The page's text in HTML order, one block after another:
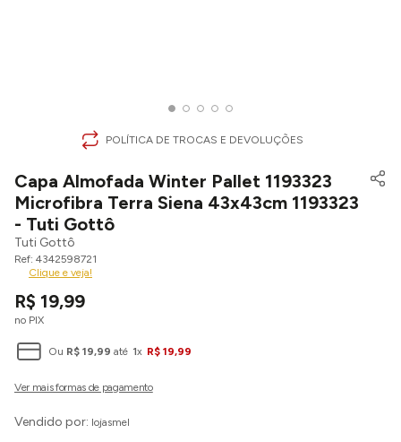
POLÍTICA DE TROCAS E DEVOLUÇÕES
Capa Almofada Winter Pallet 1193323
Microfibra Terra Siena 43x43cm 1193323
- Tuti Gottô
Tuti Gottô
4342598721
Clique e veja!
R$ 19,99
no PIX
Ou R$ 19,99 até 1x R$ 19,99
Vendido por: lojasmel